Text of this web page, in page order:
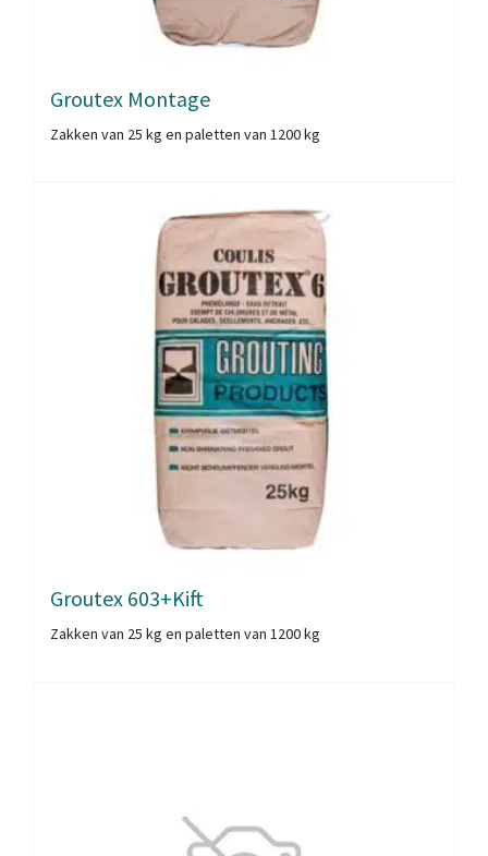
Groutex Montage
Zakken van 25 kg en paletten van 1200 kg
Groutex 603+Kift
Zakken van 25 kg en paletten van 1200 kg